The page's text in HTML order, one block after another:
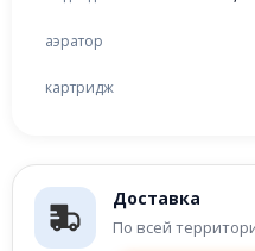
Доставка
По всей
аэратор
картридж